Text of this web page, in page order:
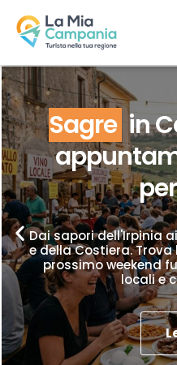
Sagre in
Dai sapori dell'Irpinia
e della Costiera.
prossimo weekend
locali e